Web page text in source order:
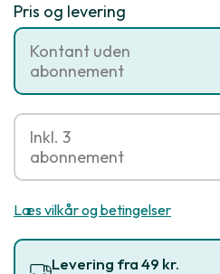
Pris og levering
Kontant uden
abonnement
Inkl. 3
abonnement
Læs vilkår og betingelser
Levering fra 49 kr.